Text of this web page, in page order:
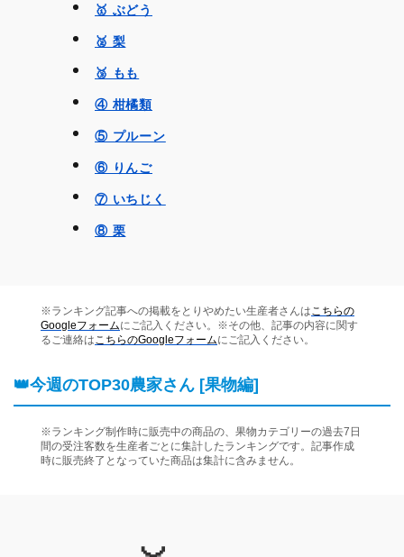
🥇 ぶどう
🥈 梨
🥉 もも
④ 柑橘類
⑤ プルーン
⑥ りんご
⑦ いちじく
⑧ 栗
※ランキング記事への掲載をとりやめたい生産者さんはこちらの
Googleフォームにご記入ください。※その他、記事の内容に関す
るご連絡はこちらのGoogleフォームにご記入ください。
👑今週のTOP30農家さん [果物編]
※ランキング制作時に販売中の商品の、果物カテゴリーの過去7日
間の受注客数を生産者ごとに集計したランキングです。記事作成
時に販売終了となっていた商品は集計に含みません。